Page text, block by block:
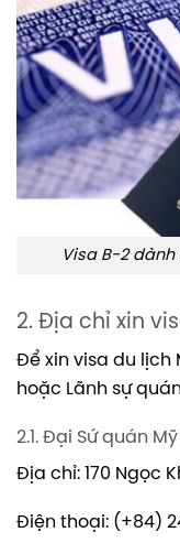
Visa B-2
2. Địa chỉ xin
Để xin visa du lịch
hoặc Lãnh sự
2.1. Đại Sứ quán
Địa chỉ: 170 Ngọc
Điện thoại: (+84)